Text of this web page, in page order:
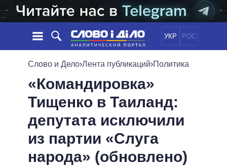
УКР РОС
НОВОСТИ
ЛЕНТА
СОБЫТИЯ
СТАТЬИ
МНЕНИЯ
ОБЗОРЫ
ДАЙДЖЕСТЫ
ПОЛИТИКА
ЭКОНОМИКА
ОБЩЕСТВО
ОБЕЩАНИЯ
ПОЛИТИКИ
ВСЕ ПОЛИТИКИ
ПРЕЗИДЕНТ И ОФИС
ВЕРХОВНАЯ РАДА
ВИДЕО
Слово и Дело›Лента публикаций›Политика
«Командировка»
Тищенко в Таиланд:
депутата исключили
из партии «Слуга
народа» (обновлено)